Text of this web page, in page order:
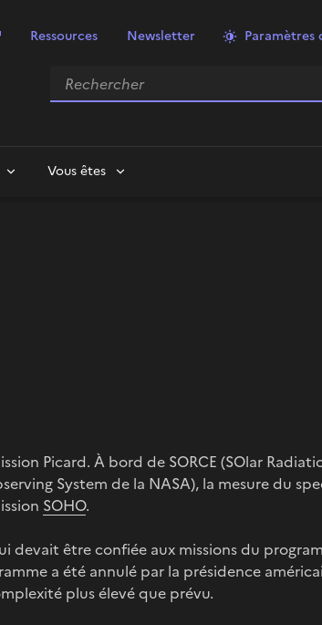
Ressources Newsletter
Rechercher
Vous êtes
Picard. À bord de SORCE (SOlar
System de la NASA), la mesure du
SOHO.
devait être confiée aux missions du
a été annulé par la présidence
plus élevé que prévu.